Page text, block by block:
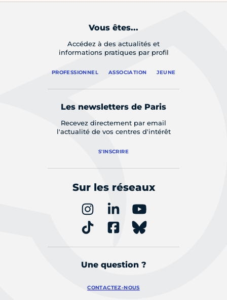
Vous êtes...
Accédez à des actualités et
informations pratiques par profil
PROFESSIONNEL ASSOCIATION JEUNE
Les newsletters de Paris
Recevez directement par email
l'actualité de vos centres d'intérêt
S'INSCRIRE
Sur les réseaux
Une question ?
CONTACTEZ-NOUS